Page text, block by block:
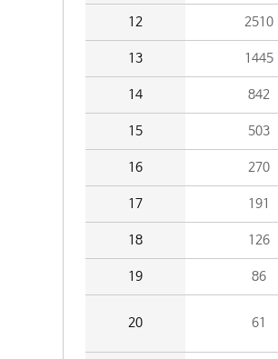
12 2510
13 1445
14 842
15 503
16 270
17 191
18 126
19 86
20 61